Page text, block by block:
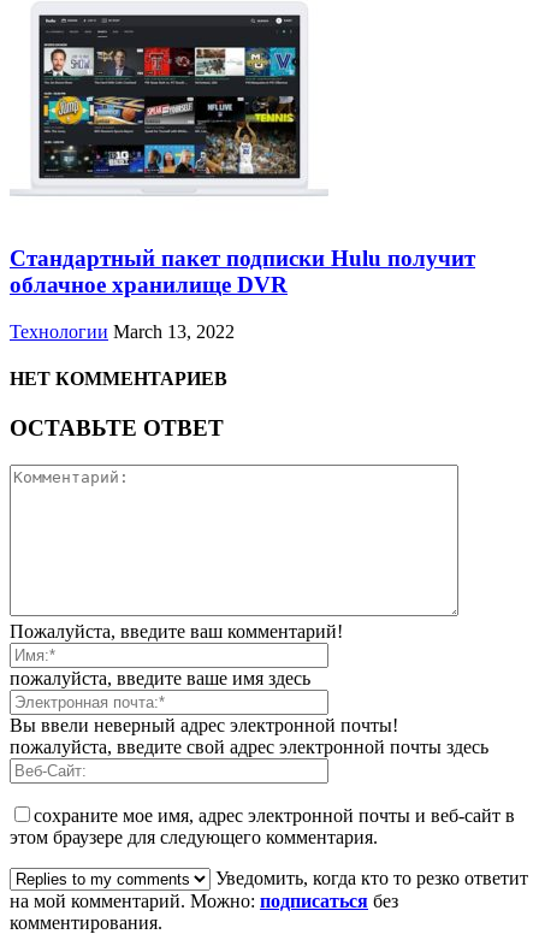
Стандартный пакет подписки Hulu получит
облачное хранилище DVR
Технологии March 13, 2022
НЕТ КОММЕНТАРИЕВ
ОСТАВЬТЕ ОТВЕТ
Пожалуйста, введите ваш комментарий!
пожалуйста, введите ваше имя здесь
Вы ввели неверный адрес электронной почты!
пожалуйста, введите свой адрес электронной почты здесь
сохраните мое имя, адрес электронной почты и веб-сайт в
этом браузере для следующего комментария.
Уведомить, когда кто то резко ответит
на мой комментарий. Можно: подписаться без
комментирования.